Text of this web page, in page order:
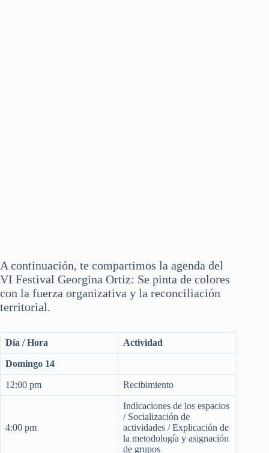
A continuación, te compartimos la agenda del
VI Festival Georgina Ortiz: Se pinta de colores
con la fuerza organizativa y la reconciliación
territorial.
Día / Hora Actividad
Domingo 14
12:00 pm Recibimiento
4:00 pm
Indicaciones de los espacios
/ Socialización de
actividades / Explicación de
la metodología y asignación
de grupos